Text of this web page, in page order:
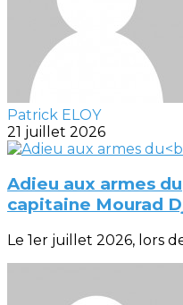
Patrick ELOY
21 juillet 2026
Adieu aux armes du
capitaine Mourad
Le 1er juillet 2026, lors